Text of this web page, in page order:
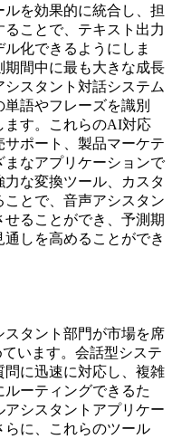
を効果的に統合し、担
ことで、テキスト出力
化できるようにしま
間中に最も大きな成長
スタント対話システム
語やフレーズを識別
ます。これらのAI対応
ポート、製品マーケテ
まなアプリケーションで
な変換ツール、カスタ
とで、音声アシスタン
せることができ、予測期
しを高めることができ
タント部門が市場を席
います。会話型システ
問に迅速に対応し、複雑
ーティングできるた
シスタントアプリケー
らに、これらのツール